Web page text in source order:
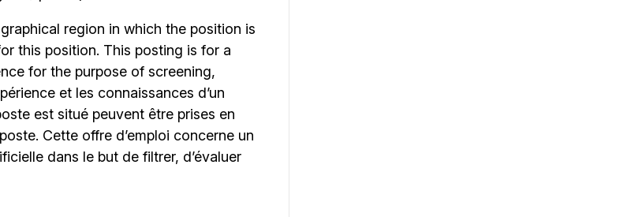
region in which the position is
this position. This posting is for a
for the purpose of screening,
et les connaissances d’un
est situé peuvent être prises en
Cette offre d’emploi concerne un
dans le but de filtrer, d’évaluer